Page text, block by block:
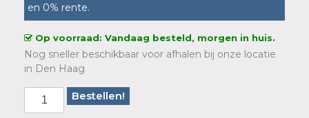
en 0% rente.
Op voorraad: Vandaag besteld, morgen in huis.
Nog sneller beschikbaar voor afhalen bij onze locatie
in Den Haag
Bestellen!